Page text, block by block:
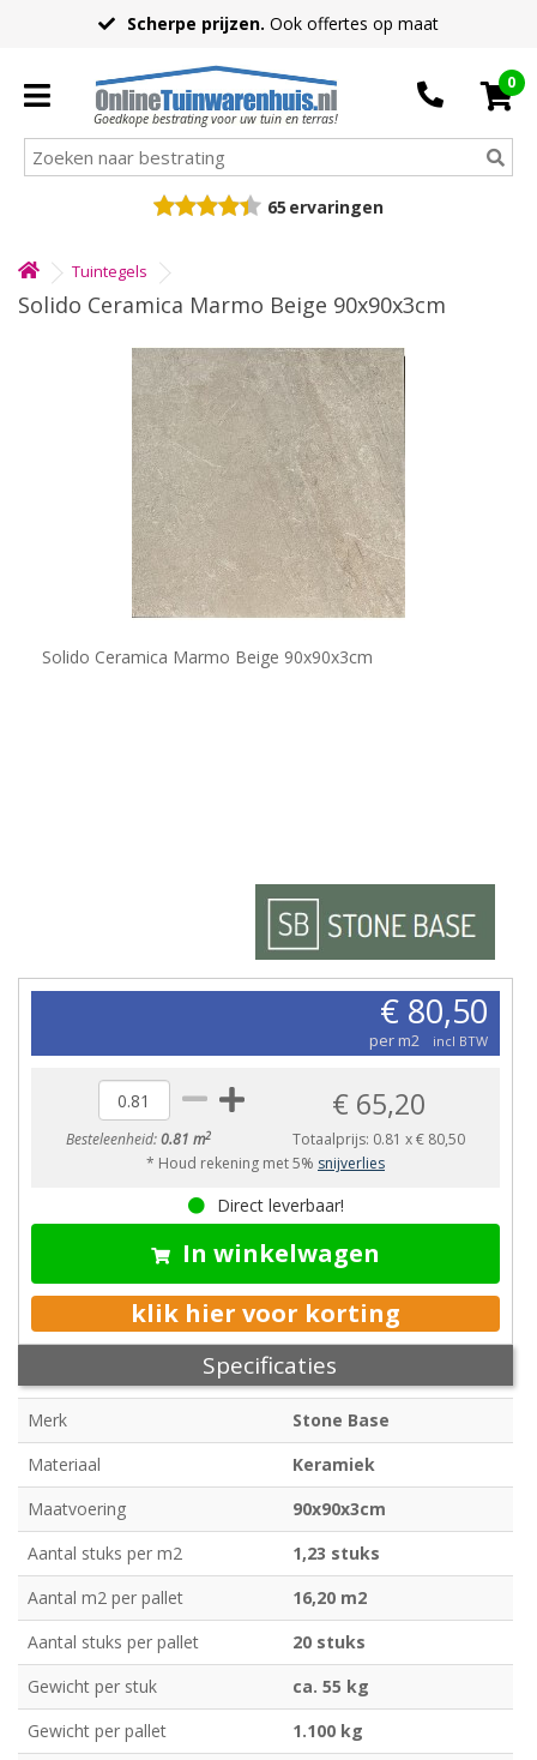
Scherpe prijzen. Ook offertes op maat
Goedkope bestrating voor uw tuin en terras!
0
65 ervaringen
Tuintegels
Solido Ceramica Marmo Beige 90x90x3cm
Solido Ceramica Marmo Beige 90x90x3cm
€ 80,50
per m2 incl BTW
Besteleenheid:0.81 m2
€ 65,20
Totaalprijs: 0.81 x€ 80,50
* Houd rekening met 5% snijverlies
Direct leverbaar!
In winkelwagen
klik hier voor korting
Specificaties
Merk
Stone Base
Materiaal
Keramiek
Maatvoering
90x90x3cm
Aantal stuks per m2
1,23 stuks
Aantal m2 per pallet
16,20 m2
Aantal stuks per pallet
20 stuks
Gewicht per stuk
ca. 55 kg
Gewicht per pallet
1.100 kg